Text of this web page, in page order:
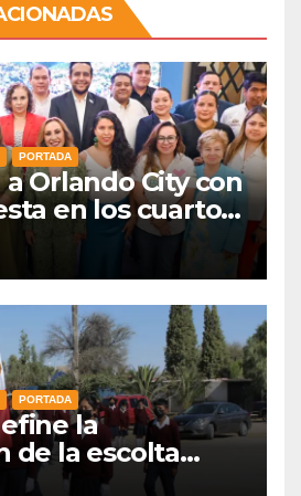
PORTADA
Orlando City con
en los cuartos
PORTADA
la
de la escolta
la